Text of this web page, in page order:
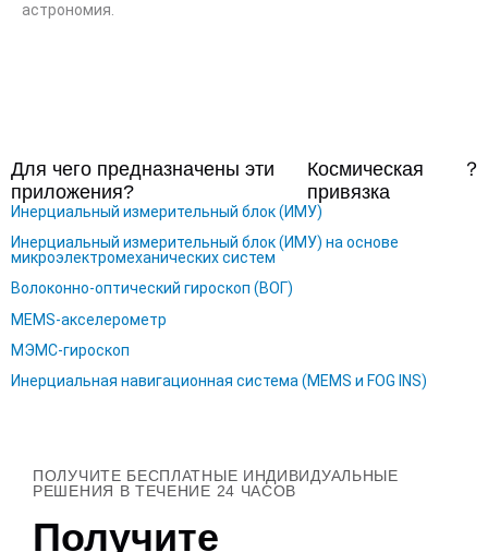
астрономия.
Для чего предназначены эти
приложения?
Космическая
привязка
？
Инерциальный измерительный блок (ИМУ)
Инерциальный измерительный блок (ИМУ) на основе
микроэлектромеханических систем
Волоконно-оптический гироскоп (ВОГ)
MEMS-акселерометр
МЭМС-гироскоп
Инерциальная навигационная система (MEMS и FOG INS)
ПОЛУЧИТЕ БЕСПЛАТНЫЕ ИНДИВИДУАЛЬНЫЕ
РЕШЕНИЯ В ТЕЧЕНИЕ 24 ЧАСОВ
Получите